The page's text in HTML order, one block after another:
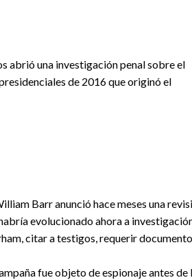
abrió una investigación penal sobre el
de 2016 que originó el
Barr anunció hace meses una
evolucionado ahora a
citar a testigos, requerir
fue objeto de espionaje antes de